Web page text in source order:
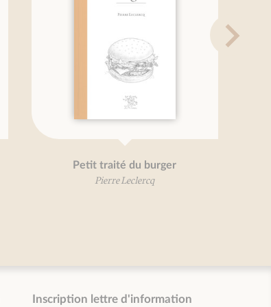
Petit traité du burger
Pierre Leclercq
Inscription lettre d'information